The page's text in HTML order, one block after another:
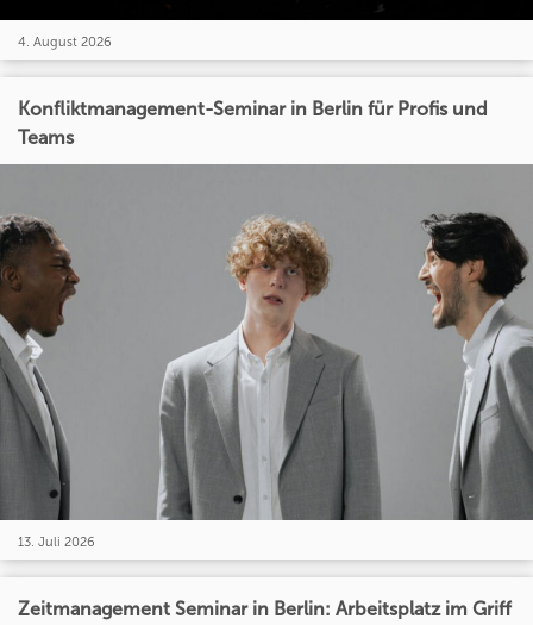
4. August 2026
Konfliktmanagement-Seminar in Berlin für Profis und
Teams
13. Juli 2026
Zeitmanagement Seminar in Berlin: Arbeitsplatz im Griff